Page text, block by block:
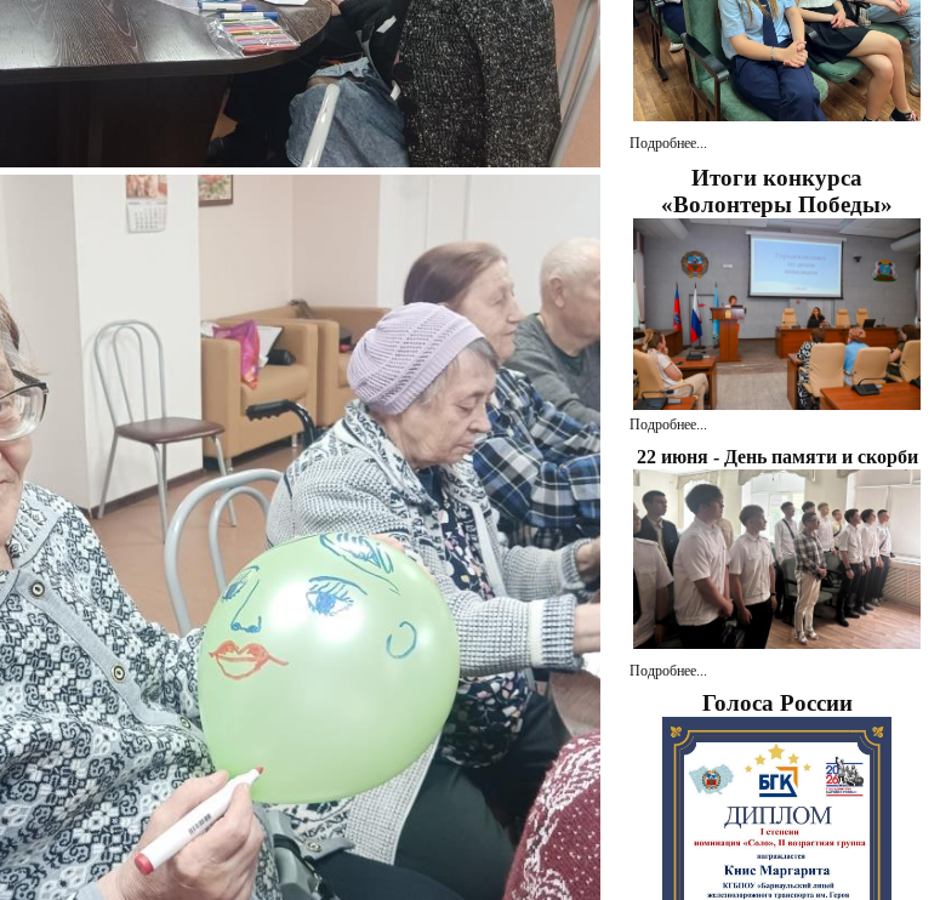
Подробнее...
Итоги конкурса
«Волонтеры Победы»
Подробнее...
22 июня - День памяти и скорби
Подробнее...
Голоса России